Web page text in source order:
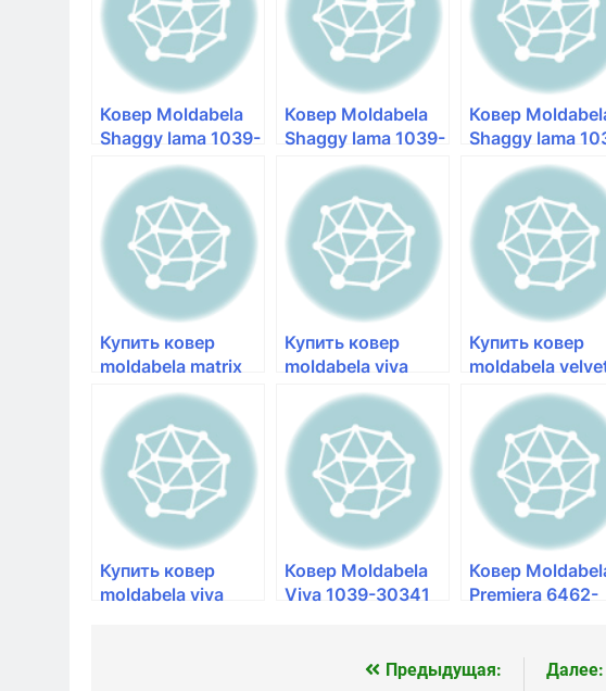
Ковер Moldabela
Shaggy lama 1039-
прямоугольный —
kover124
Ковер Moldabela
Shaggy lama 1039-
прямоугольный —
kover124
Ковер
Shaggy lama
kover124
Купить ковер
moldabela matrix
1039-15033
Купить ковер
moldabela viva
1039-36301
Купить ковер
moldabela
1039-60439
Купить ковер
moldabela viva
Ковер Moldabela
Viva 1039-30341
Ковер
Premiera 6462-
Предыдущая: Далее: